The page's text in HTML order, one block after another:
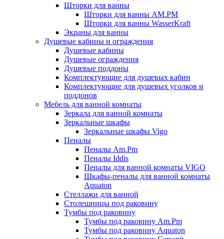
Шторки для ванны
Шторки для ванны AM.PM
Шторки для ванны WasserKraft
Экраны для ванны
Душевые кабины и ограждения
Душевые кабины
Душевые ограждения
Душевые поддоны
Комплектующие для душевых кабин
Комплектующие для душевых уголков и
поддонов
Мебель для ванной комнаты
Зеркала для ванной комнаты
Зеркальные шкафы
Зеркальные шкафы Vigo
Пеналы
Пеналы Am.Pm
Пеналы Iddis
Пеналы для ванной комнаты VIGO
Шкафы-пеналы для ванной комнаты
Aquaton
Стеллажи для ванной
Столешницы под раковину
Тумбы под раковину
Тумбы под раковину Am.Pm
Тумбы под раковину Aquaton